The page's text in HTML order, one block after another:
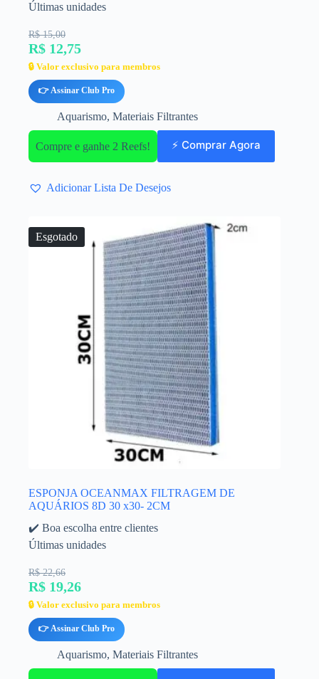
Últimas unidades
R$ 15,00
R$ 12,75
🔒 Valor exclusivo para membros
👉 Assinar Club Pro
Aquarismo, Materiais Filtrantes
Compre e ganhe 2 Reefs! ⚡ Comprar Agora
Adicionar Lista De Desejos
Esgotado
ESPONJA OCEANMAX FILTRAGEM DE
AQUÁRIOS 8D 30 x30- 2CM
✔️ Boa escolha entre clientes
Últimas unidades
R$ 22,66
R$ 19,26
🔒 Valor exclusivo para membros
👉 Assinar Club Pro
Aquarismo, Materiais Filtrantes